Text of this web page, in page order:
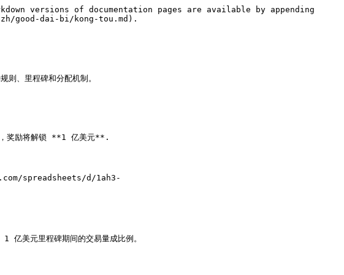
versions of documentation pages are available by appending
good-dai-bi/kong-tou.md).
、里程碑和分配机制。
奖励将解锁 **1 亿美元**.
spreadsheets/d/1ah3-
美元里程碑期间的交易量成比例。